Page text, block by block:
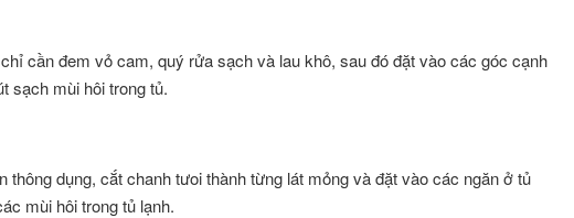
cần đem vỏ cam, quý rửa sạch và lau khô, sau đó đặt vào các góc cạnh
sạch mùi hôi trong tủ.
dụng, cắt chanh tưoi thành từng lát mỏng và đặt vào các ngăn ở tủ
mùi hôi trong tủ lạnh.